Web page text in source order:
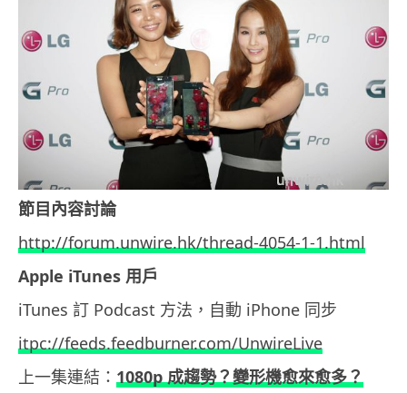
節目內容討論
http://forum.unwire.hk/thread-4054-1-1.html
Apple iTunes 用戶
iTunes 訂 Podcast 方法，自動 iPhone 同步
itpc://feeds.feedburner.com/UnwireLive
上一集連結： 1080p 成趨勢？變形機愈來愈多？